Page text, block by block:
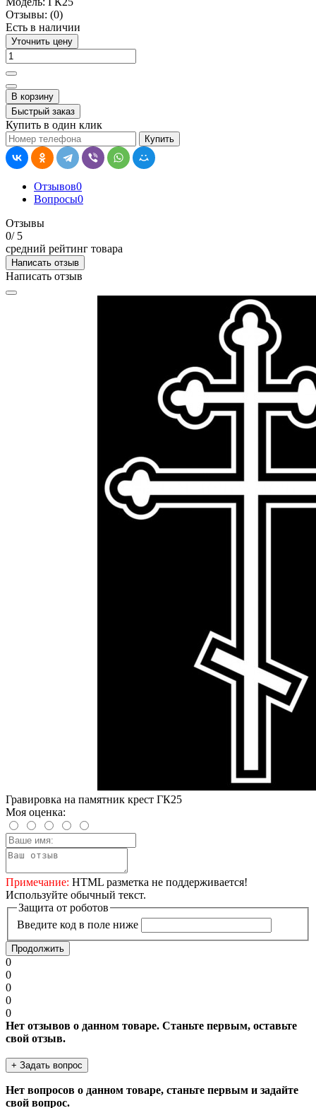
Отзывы: (0)
Есть в наличии
Уточнить цену
В корзину
Быстрый заказ
Купить в один клик
Купить
Отзывов0
Вопросы0
Отзывы
0/ 5
средний рейтинг товара
Написать отзыв
Написать отзыв
Гравировка на памятник крест ГК25
Моя оценка:
Примечание: HTML разметка не поддерживается!
Используйте обычный текст.
Защита от роботов
Введите код в поле ниже
Продолжить
0
0
0
0
0
Нет отзывов о данном товаре. Станьте первым, оставьте
свой отзыв.
+ Задать вопрос
Нет вопросов о данном товаре, станьте первым и задайте
свой вопрос.